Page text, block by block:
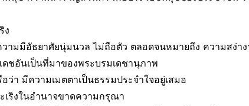
ง
มมีอัธยาศัยนุ่มนวล ไม่ถือตัว ตลอดจนหมายถึง ความสง่าง
ชอันเป็นที่มาของพระบรมเดชานุภาพ
า มีความเมตตาเป็นธรรมประจำใจอยู่เสมอ
เริงในอำนาจขาดความกรุณา